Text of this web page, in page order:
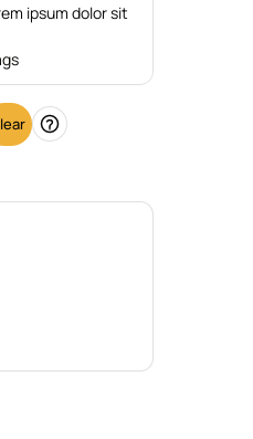
ipsum dolor sit
Help